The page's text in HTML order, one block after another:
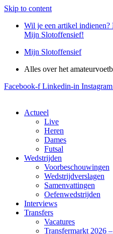
Skip to content
Wil je een artikel indienen?
Mijn Slotoffensief!
Mijn Slotoffensief
Alles over het
Facebook-f Linkedin-in Instagram
Actueel
Live
Heren
Dames
Futsal
Wedstrijden
Voorbeschouwingen
Wedstrijdverslagen
Samenvattingen
Oefenwedstrijden
Interviews
Transfers
Vacatures
Transfermarkt 2026